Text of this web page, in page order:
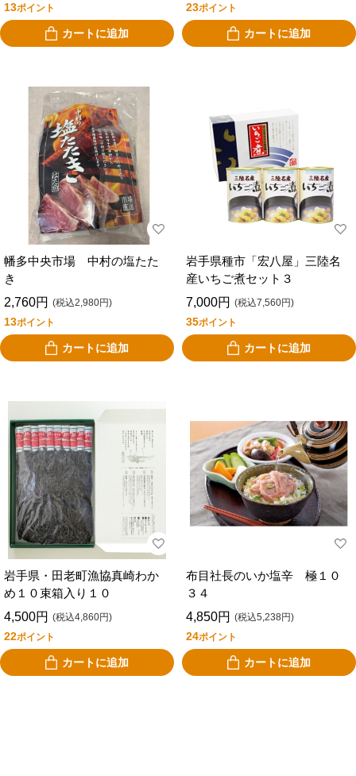
13ポイント
カートに追加
23ポイント
カートに追加
幡多中央市場 中村の塩たた
き
2,760円 (税込2,980円)
13ポイント
カートに追加
岩手県種市「宏八屋」三陸名
産いちご煮セット３
7,000円 (税込7,560円)
35ポイント
カートに追加
岩手県・田老町漁協真崎わか
め１０束箱入り１０
4,500円 (税込4,860円)
22ポイント
カートに追加
布目社長のいか塩辛 極１０
３４
4,850円 (税込5,238円)
24ポイント
カートに追加